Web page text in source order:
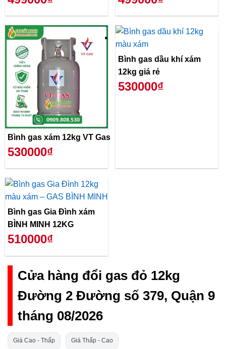
Bình gas xám 12kg VT Gas
530000₫
Bình gas dầu khí xám
12kg giá rẻ
530000₫
Bình gas Gia Đình xám
BÌNH MINH 12KG
510000₫
Cửa hàng đổi gas đỏ 12kg
Đường 2 Đường số 379, Quận 9
tháng 08/2026
Giá Cao - Thấp Giá Thấp - Cao